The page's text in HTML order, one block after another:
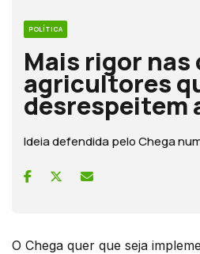
POLÍTICA
Mais rigor nas
agricultores
desrespeitem
Ideia defendida pelo Chega
O Chega quer que seja